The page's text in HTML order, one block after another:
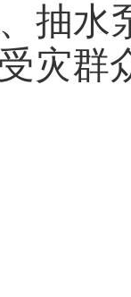
抽水
灾群